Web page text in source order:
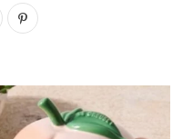
P
t